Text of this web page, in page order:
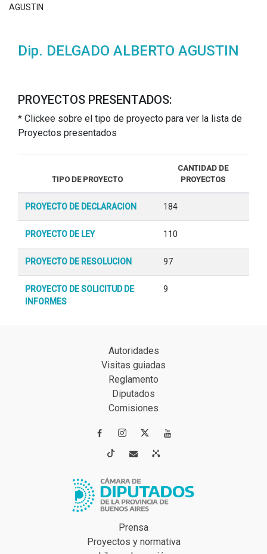
AGUSTIN
Dip. DELGADO ALBERTO AGUSTIN
PROYECTOS PRESENTADOS:
* Clickee sobre el tipo de proyecto para ver la lista de
Proyectos presentados
TIPO DE PROYECTO
CANTIDAD DE
PROYECTOS
PROYECTO DE DECLARACION 184
PROYECTO DE LEY 110
PROYECTO DE RESOLUCION 97
PROYECTO DE SOLICITUD DE
INFORMES
9
Autoridades
Visitas guiadas
Reglamento
Diputados
Comisiones
 
 
Prensa
Proyectos y normativa